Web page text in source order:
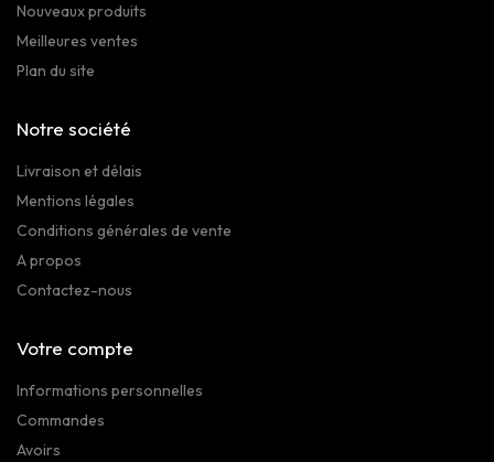
Nouveaux produits
Meilleures ventes
Plan du site
Notre société
Livraison et délais
Mentions légales
Conditions générales de vente
A propos
Contactez-nous
Votre compte
Informations personnelles
Commandes
Avoirs